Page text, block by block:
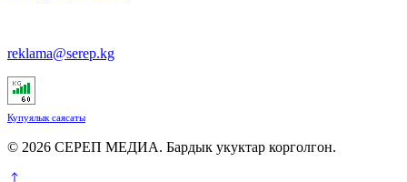
reklama@serep.kg
Купуялык саясаты
© 2026 СЕРЕП МЕДИА. Бардык укуктар корголгон.